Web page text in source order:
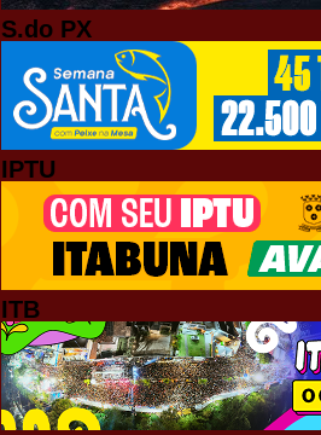
S.do PX
IPTU
ITB